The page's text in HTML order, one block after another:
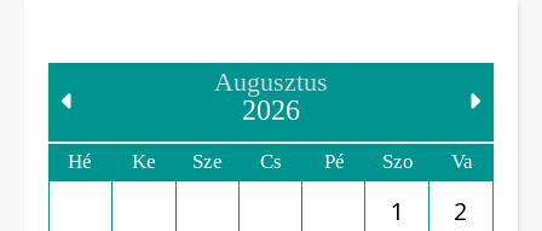
Augusztus
2026
Hé Ke Sze Cs Pé Szo Va
1 2